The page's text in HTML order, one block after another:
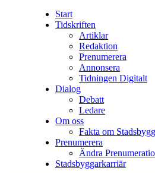
Start
Tidskriften
Artiklar
Redaktion
Prenumerera
Annonsera
Tidningen Digitalt
Dialog
Debatt
Ledare
Om oss
Fakta om
Prenumerera
Ändra
Stadsbyggarkarriär